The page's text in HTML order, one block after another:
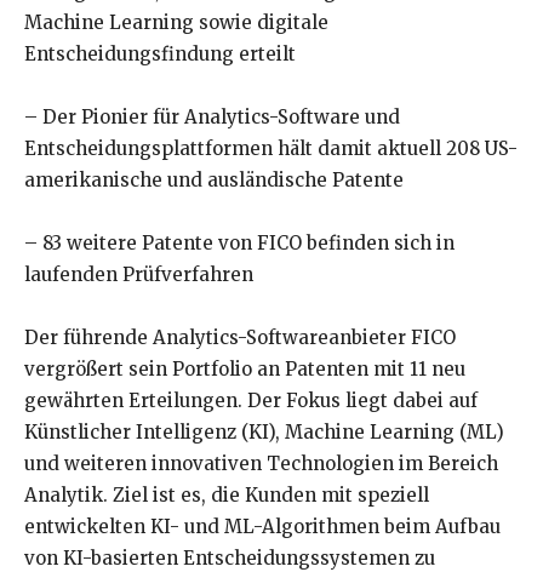
Machine Learning sowie digitale
Entscheidungsfindung erteilt
– Der Pionier für Analytics-Software und
Entscheidungsplattformen hält damit aktuell 208 US-
amerikanische und ausländische Patente
– 83 weitere Patente von FICO befinden sich in
laufenden Prüfverfahren
Der führende Analytics-Softwareanbieter FICO
vergrößert sein Portfolio an Patenten mit 11 neu
gewährten Erteilungen. Der Fokus liegt dabei auf
Künstlicher Intelligenz (KI), Machine Learning (ML)
und weiteren innovativen Technologien im Bereich
Analytik. Ziel ist es, die Kunden mit speziell
entwickelten KI- und ML-Algorithmen beim Aufbau
von KI-basierten Entscheidungssystemen zu